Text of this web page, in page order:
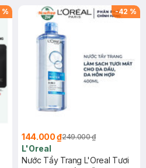
% -42 %
144.000 ₫249.000 ₫
L'Oreal
Nước Tẩy Trang L'Oreal Tươi